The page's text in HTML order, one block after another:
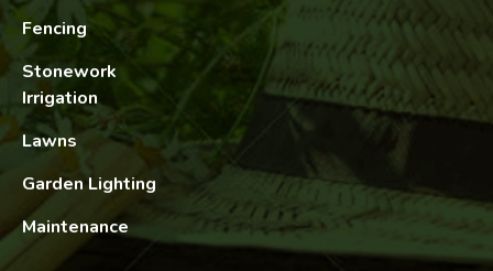
Fencing
Stonework
Irrigation
Lawns
Garden Lighting
Maintenance